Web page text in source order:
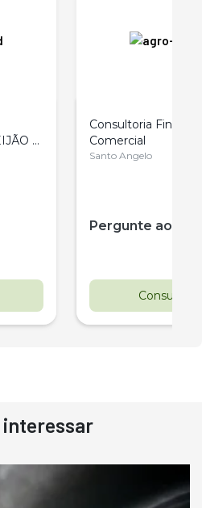
E
Consultoria
Comercial
Santo Angelo
Pergunte ao
Consultar
interessar